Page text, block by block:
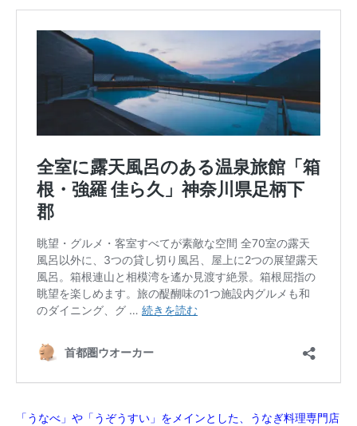
「うなべ」や「うぞうすい」をメインとした、うなぎ料理専門店